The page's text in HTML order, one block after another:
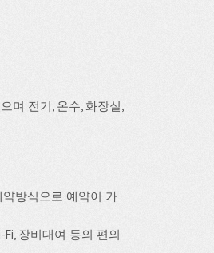
며 전기, 온수, 화장실,
방식으로 예약이 가
장비대여 등의 편의